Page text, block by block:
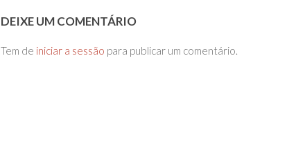
DEIXE UM COMENTÁRIO
Tem de iniciar a sessão para publicar um comentário.